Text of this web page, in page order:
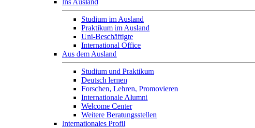
Ins Ausland
Studium im Ausland
Praktikum im Ausland
Uni-Beschäftigte
International Office
Aus dem Ausland
Studium und Praktikum
Deutsch lernen
Forschen, Lehren, Promovieren
Internationale Alumni
Welcome Center
Weitere Beratungsstellen
Internationales Profil